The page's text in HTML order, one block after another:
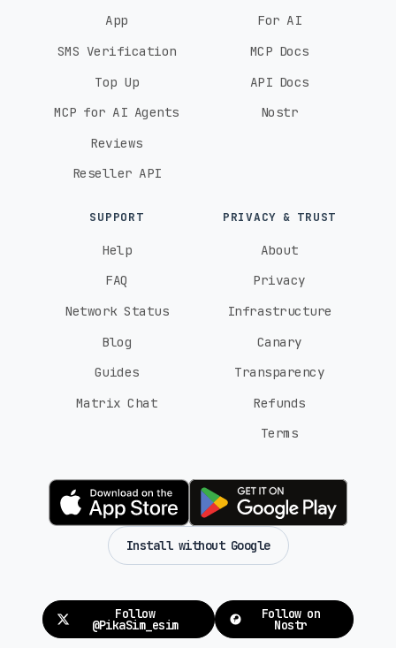
App
SMS Verification
Top Up
MCP for AI Agents
Reviews
Reseller API
For AI
MCP Docs
API Docs
Nostr
SUPPORT
Help
FAQ
Network Status
Blog
Guides
Matrix Chat
PRIVACY & TRUST
About
Privacy
Infrastructure
Canary
Transparency
Refunds
Terms
Install without Google
Follow
@PikaSim_esim
Follow on
Nostr